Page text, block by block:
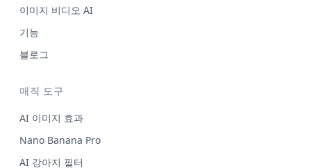
이미지 비디오 AI
기능
블로그
매직 도구
AI 이미지 효과
Nano Banana Pro
AI 강아지 필터